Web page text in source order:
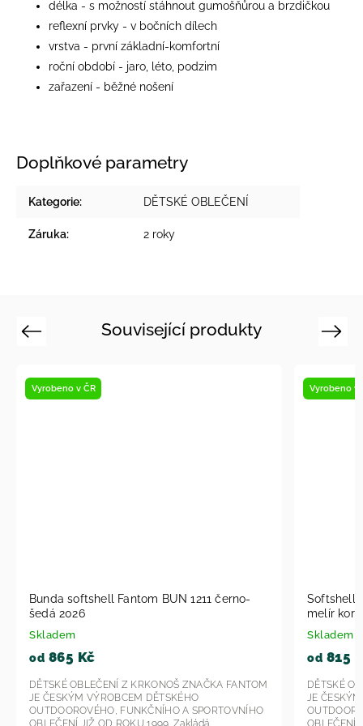
délka - s možností stáhnout gumošňůrou a brzdičkou
reflexní prvky - v bočních dílech
vrstva - první základní-komfortní
roční období - jaro, léto, podzim
zařazení - běžné nošení
Doplňkové parametry
Kategorie: DĚTSKÉ OBLEČENÍ
Záruka: 2 roky
Související produkty
Previous
FANTOM
Vyrobeno v ČR
Softshell bunda Fantom BUN 0602 černo
melír korálová 2026
od
DĚTSKÉ OBLEČENÍ Z KRKONOŠ ZNAČKA FANTOM
JE ČESKÝM VÝROBCEM DĚTSKÉHO
OUTDOOROVÉHO, FUNKČNÍHO A SPORTOVNÍHO
OBLEČENÍ JIŽ OD ROKU 1999. Zakládá...
Next